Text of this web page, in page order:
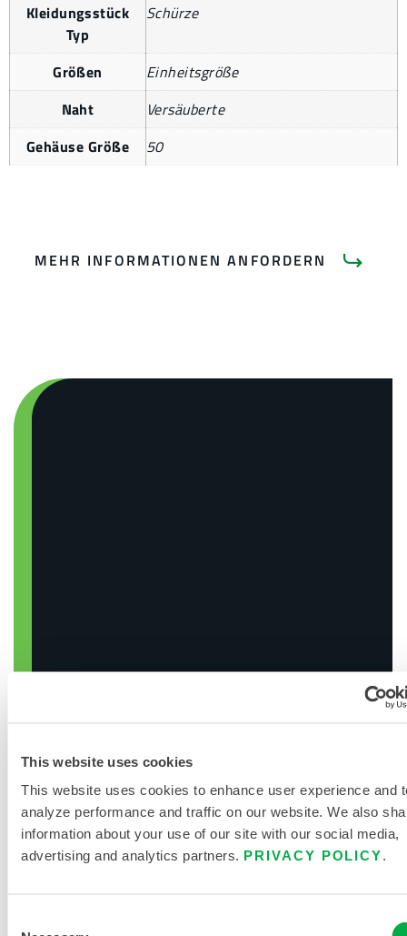
This website uses cookies
This website uses cookies to enhance user experience and
analyze performance and traffic on our website. We also
information about your use of our site with our social media,
advertising and analytics partners. PRIVACY POLICY.
Kleidungsstück
Typ
Schürze
Größen
Einheitsgröße
Naht
Versäuberte
Gehäuse Größe
50
MEHR INFORMATIONEN ANFORDERN
SUCHE CHEMIKALIEN